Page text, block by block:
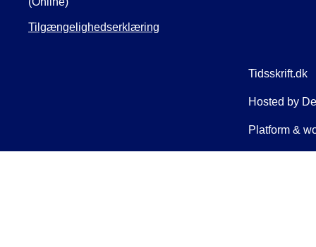
Tilgængelighedserklæring